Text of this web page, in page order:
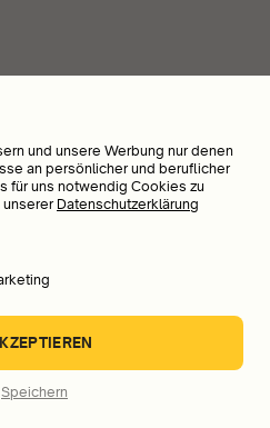
und unsere Werbung nur denen
an persönlicher und beruflicher
für uns notwendig Cookies zu
unserer Datenschutzerklärung
Speichern